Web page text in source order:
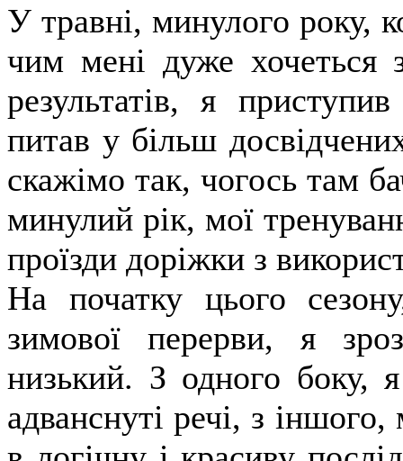
У травні, минулого року,
чим мені дуже хочеться
результатів, я
питав у більш
скажімо так, чогось там
минулий рік, мої
проїзди доріжки з
На початку цього
зимової перерви, я
низький. З одного боку,
адванснуті речі, з